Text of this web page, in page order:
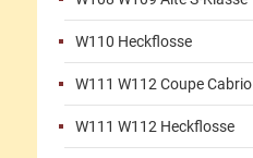
W110 Heckflosse
W111 W112 Coupe Cabrio
W111 W112 Heckflosse